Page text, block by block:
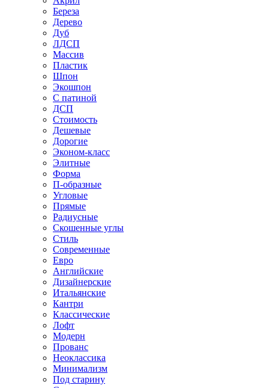
Береза
Дерево
Дуб
ЛДСП
Массив
Пластик
Шпон
Экошпон
С патиной
ДСП
Стоимость
Дешевые
Дорогие
Эконом-класс
Элитные
Форма
П-образные
Угловые
Прямые
Радиусные
Скошенные углы
Стиль
Современные
Евро
Английские
Дизайнерские
Итальянские
Кантри
Классические
Лофт
Модерн
Прованс
Неоклассика
Минимализм
Под старину